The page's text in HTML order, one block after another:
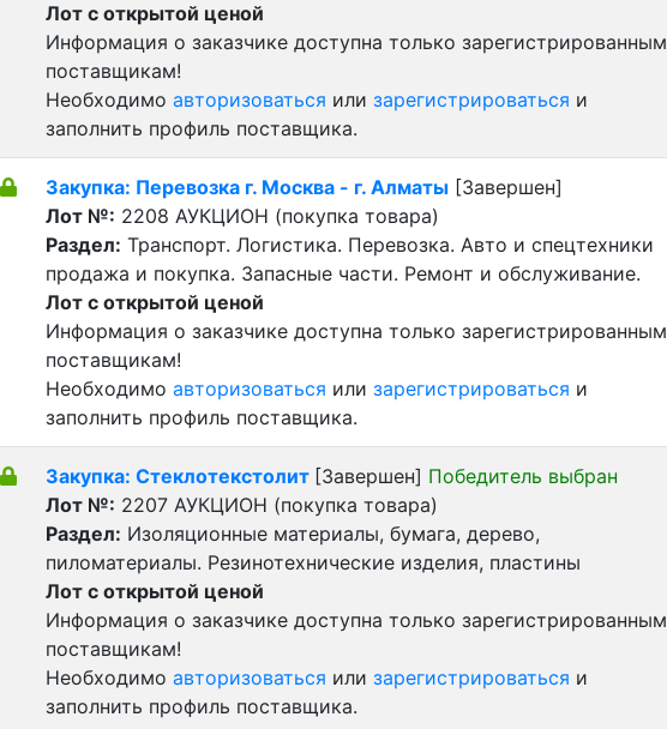
Лот с открытой ценой
Информация о заказчике доступна только зарегистрированным
поставщикам!
Необходимо авторизоваться или зарегистрироваться и
заполнить профиль поставщика.
Закупка: Перевозка г. Москва - г. Алматы [Завершен]
Лот №: 2208 АУКЦИОН (покупка товара)
Раздел: Транспорт. Логистика. Перевозка. Авто и спецтехники
продажа и покупка. Запасные части. Ремонт и обслуживание.
Лот с открытой ценой
Информация о заказчике доступна только зарегистрированным
поставщикам!
Необходимо авторизоваться или зарегистрироваться и
заполнить профиль поставщика.
Закупка: Стеклотекстолит [Завершен] Победитель выбран
Лот №: 2207 АУКЦИОН (покупка товара)
Раздел: Изоляционные материалы, бумага, дерево,
пиломатериалы. Резинотехнические изделия, пластины
Лот с открытой ценой
Информация о заказчике доступна только зарегистрированным
поставщикам!
Необходимо авторизоваться или зарегистрироваться и
заполнить профиль поставщика.